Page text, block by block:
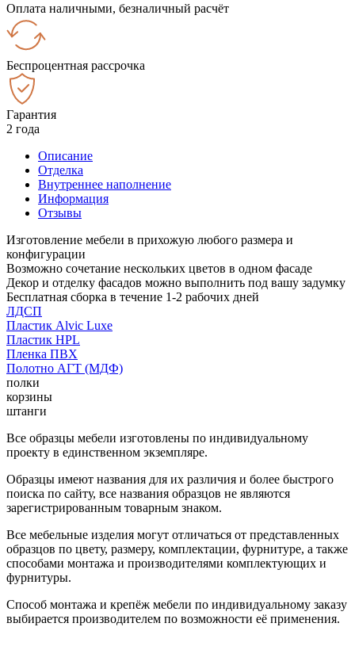
Оплата наличными, безналичный расчёт
Беспроцентная рассрочка
Гарантия
2 года
Описание
Отделка
Внутреннее наполнение
Информация
Отзывы
Изготовление мебели в прихожую любого размера и
конфигурации
Возможно сочетание нескольких цветов в одном фасаде
Декор и отделку фасадов можно выполнить под вашу задумку
Бесплатная сборка в течение 1-2 рабочих дней
ЛДСП
Пластик Alvic Luxe
Пластик HPL
Пленка ПВХ
Полотно АГТ (МДФ)
полки
корзины
штанги
Все образцы мебели изготовлены по индивидуальному
проекту в единственном экземпляре.
Образцы имеют названия для их различия и более быстрого
поиска по сайту, все названия образцов не являются
зарегистрированным товарным знаком.
Все мебельные изделия могут отличаться от представленных
образцов по цвету, размеру, комплектации, фурнитуре, а также
способами монтажа и производителями комплектующих и
фурнитуры.
Способ монтажа и крепёж мебели по индивидуальному заказу
выбирается производителем по возможности её применения.